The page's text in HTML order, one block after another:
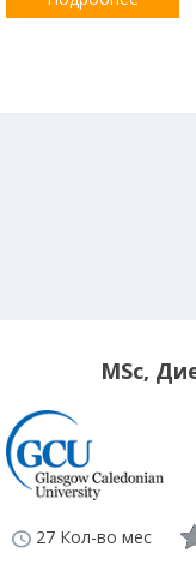
MSc,
27 Кол-во мес